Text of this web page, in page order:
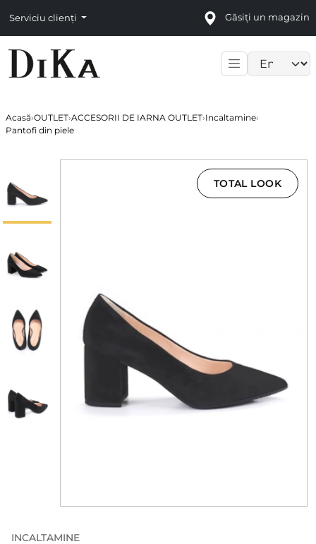
Serviciu clienți Găsiți un magazin
Acasă›OUTLET›ACCESORII DE IARNA OUTLET›Incaltamine›
Pantofi din piele
TOTAL LOOK
INCALTAMINE